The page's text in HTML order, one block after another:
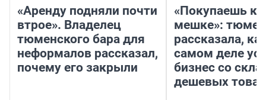
«Аренду подняли почти
втрое». Владелец
тюменского бара для
неформалов рассказал,
почему его закрыли
«Покупаешь
мешке»:
рассказала,
самом деле
бизнес со
дешевых